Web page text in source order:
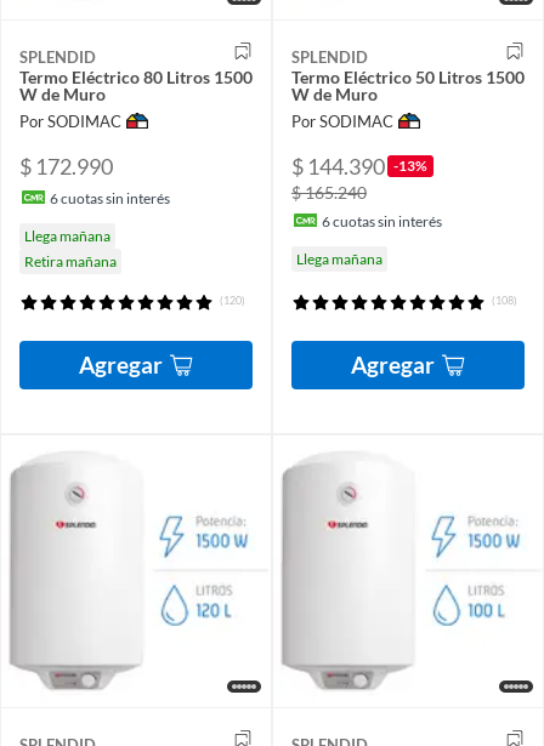
SPLENDID
Termo Eléctrico 80 Litros 1500
W de Muro
Por SODIMAC
$ 172.990
6cuotas sin interés
Llega mañana
Retira mañana
(120)
Agregar
SPLENDID
Termo Eléctrico 50 Litros 1500
W de Muro
Por SODIMAC
$ 144.390 -13%
$ 165.240
6cuotas sin interés
Llega mañana
(108)
Agregar